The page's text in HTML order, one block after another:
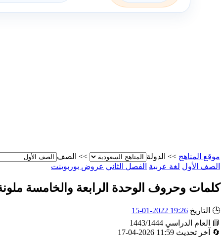
موقع المناهج >> الدولة >> الصف
الصف الأول لغة عربية الفصل الثاني عروض بوربوينت
كلمات وحروف الوحدة الرابعة والخامسة
🕒 التاريخ 19:26 2022-01-15
📘
العام الدراسي 1443/1444
🔄
آخر تحديث 11:59 2026-04-17